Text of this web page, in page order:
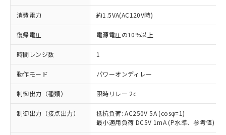
消費電力 約1.5VA(AC120V時)
復帰電圧 電源電圧の10%以上
時間レンジ数 1
動作モード パワーオンディレー
制御出力（種類） 限時リレー 2c
制御出力（接点出力）
抵抗負荷: AC250V 5A (cosφ=1)
最小適用負荷 DC5V 1mA (P水準、参考値)